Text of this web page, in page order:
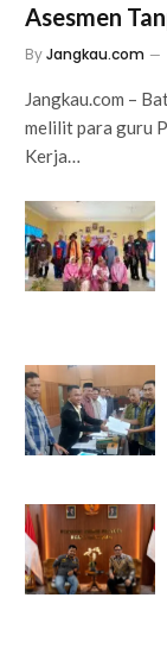
Asesmen
ByJangkau.com
Jangkau.com –
melilit para guru
Kerja…